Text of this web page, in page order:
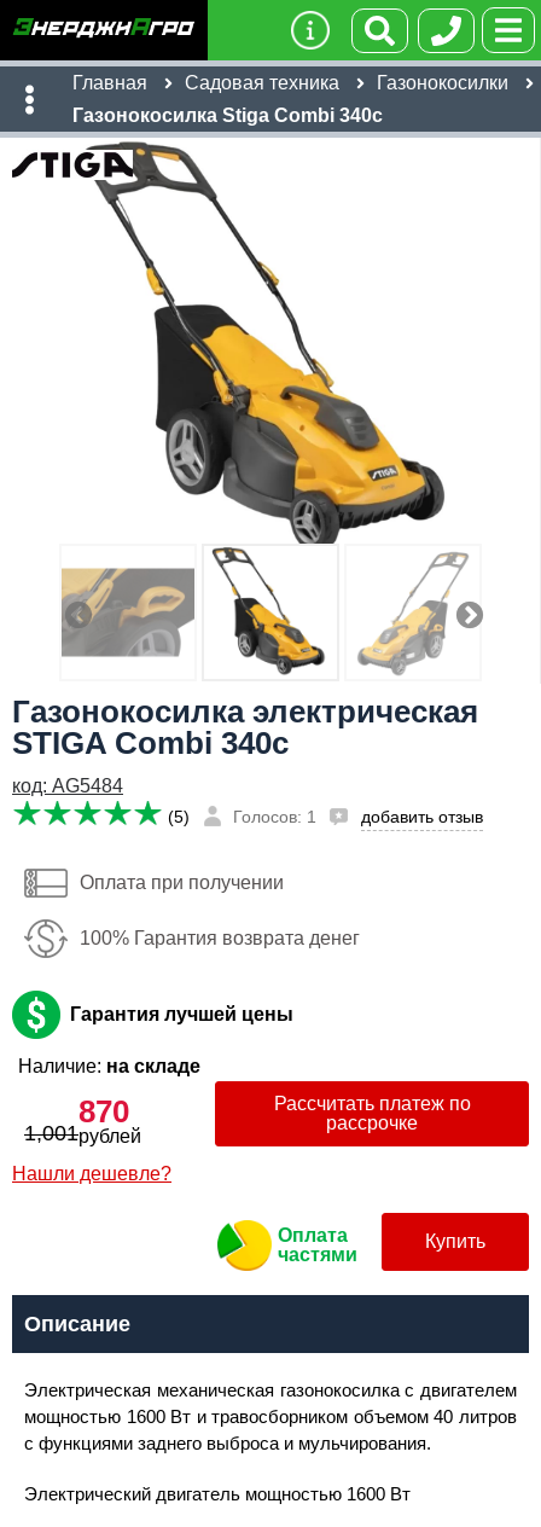
Главная Садовая техника
Газонокосилки
Газонокосилка Stiga Combi 340c
Газонокосилка электрическая
STIGA Combi 340c
код: AG5484
(5) Голосов: 1 добавить отзыв
Оплата при получении
100% Гарантия возврата денег
Гарантия лучшей цены
Наличие: на складе
1,001
870
рублей
Рассчитать платеж по
рассрочке
Нашли дешевле?
Оплата
частями
Купить
Описание
Электрическая механическая газонокосилка с двигателем
мощностью 1600 Вт и травосборником объемом 40 литров
с функциями заднего выброса и мульчирования.
Электрический двигатель мощностью 1600 Вт
Я даю согласие на обработку персональных данных
Заказать
870 бел. руб
Email:
Телефон*:
Заказать
обработку персональных данных
Отправить